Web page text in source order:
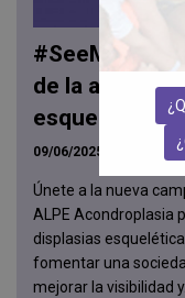
#SeeMe:
de la
esqueléticas
09/06/2025
Únete a la nueva
ALPE Acondroplasia
displasias
fomentar una
mejorar la visibilidad y...